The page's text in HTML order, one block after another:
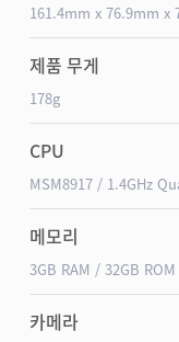
161.4mm x 76.9mm x
제품 무게
178g
CPU
MSM8917 / 1.4GHz
메모리
3GB RAM / 32GB ROM
카메라